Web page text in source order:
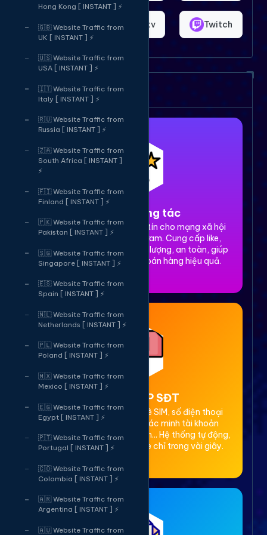
Hong Kong [ INSTANT ] ⚡
🇬🇧 Website Traffic from
UK [ INSTANT ] ⚡
🇺🇸 Website Traffic from
USA [ INSTANT ] ⚡
🇮🇹 Website Traffic from
Italy [ INSTANT ] ⚡
🇷🇺 Website Traffic from
Russia [ INSTANT ] ⚡
🇿🇦 Website Traffic from
South Africa [ INSTANT ]
⚡
🇫🇮 Website Traffic from
Finland [ INSTANT ] ⚡
🇵🇰 Website Traffic from
Pakistan [ INSTANT ] ⚡
🇸🇬 Website Traffic from
Singapore [ INSTANT ] ⚡
🇪🇸 Website Traffic from
Spain [ INSTANT ] ⚡
🇳🇱 Website Traffic from
Netherlands [ INSTANT ] ⚡
🇵🇱 Website Traffic from
Poland [ INSTANT ] ⚡
🇲🇽 Website Traffic from
Mexico [ INSTANT ] ⚡
🇪🇬 Website Traffic from
Egypt [ INSTANT ] ⚡
🇵🇹 Website Traffic from
Portugal [ INSTANT ] ⚡
🇨🇴 Website Traffic from
Colombia [ INSTANT ] ⚡
🇦🇷 Website Traffic from
Argentina [ INSTANT ] ⚡
🇦🇺 Website Traffic from
Shopee Bigo.tv Twitch
Dịch vụ của chúng tôi
1. Tăng tương tác
Dịch vụ tăng tương tác uy tín cho mạng xã hội
Facebook, TikTok, Instagram. Cung cấp like,
share, comment, view chất lượng, an toàn, giúp
xây dựng thương hiệu và bán hàng hiệu quả.
2. Thuê OTP SĐT
Cung cấp dịch vụ cho thuê SIM, số điện thoại
(SĐT) để nhận mã OTP xác minh tài khoản
Facebook, Google, Telegram... Hệ thống tự động,
bảo mật, giá rẻ, nhận code chỉ trong vài giây.